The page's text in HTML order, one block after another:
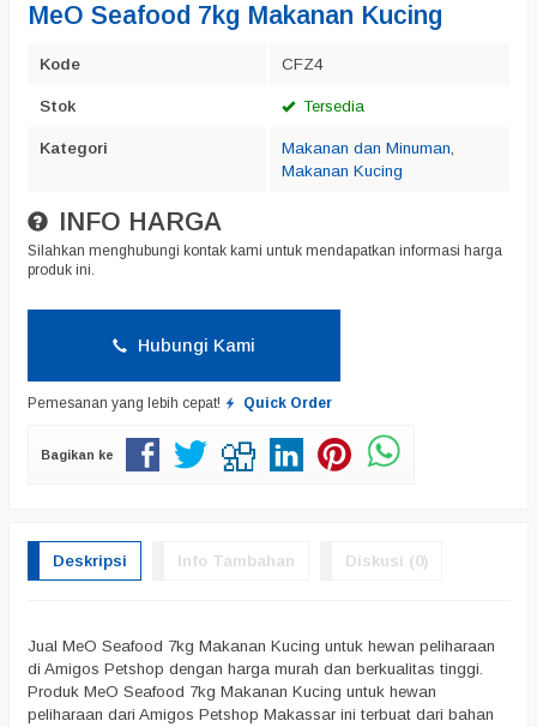
MeO Seafood 7kg Makanan Kucing
Kode CFZ4
Stok Tersedia
Kategori Makanan dan Minuman,
Makanan Kucing
INFO HARGA
Silahkan menghubungi kontak kami untuk mendapatkan informasi harga
produk ini.
Hubungi Kami
Pemesanan yang lebih cepat! Quick Order
Bagikan ke
Deskripsi Info Tambahan Diskusi (0)
Jual MeO Seafood 7kg Makanan Kucing untuk hewan peliharaan
di Amigos Petshop dengan harga murah dan berkualitas tinggi.
Produk MeO Seafood 7kg Makanan Kucing untuk hewan
peliharaan dari Amigos Petshop Makassar ini terbuat dari bahan